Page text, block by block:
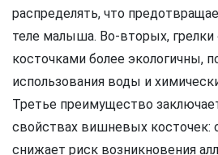
распределять, что
теле малыша. Во-вторых,
косточками более экологичны,
использования воды и
Третье преимущество
свойствах вишневых косточек:
снижает риск возникновения